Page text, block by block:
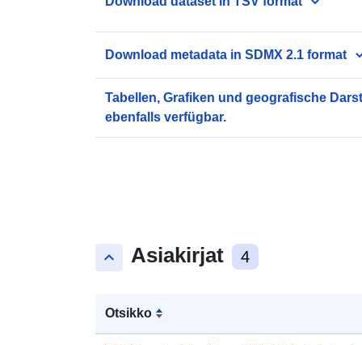
Download metadata in SDMX 2.1 format
Tabellen, Grafiken und geografische
ebenfalls verfügbar.
keyboard_arrow_up Asiakirjat 4
Otsikko